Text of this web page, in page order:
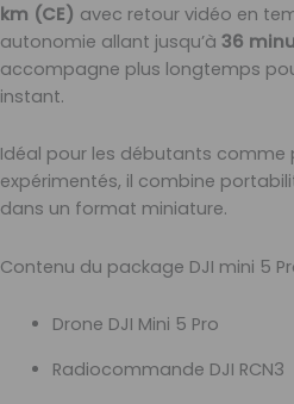
km (CE) avec retour vidéo en
autonomie allant jusqu’à 36
accompagne plus longtemps
instant.
Idéal pour les débutants comme
expérimentés, il combine
dans un format miniature.
Contenu du package DJI mini 5
Drone DJI Mini 5 Pro
Radiocommande DJI RCN3